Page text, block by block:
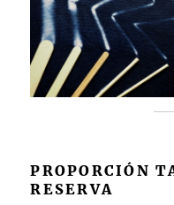
PROPORCIÓN
RESERVA